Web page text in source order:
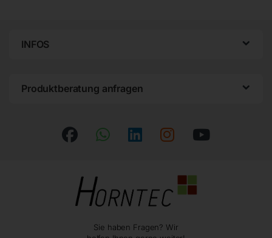
INFOS
Produktberatung anfragen
Sie haben Fragen? Wir